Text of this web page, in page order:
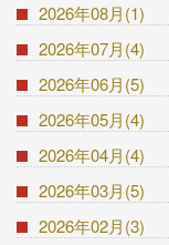
2026年08月(1)
2026年07月(4)
2026年06月(5)
2026年05月(4)
2026年04月(4)
2026年03月(5)
2026年02月(3)